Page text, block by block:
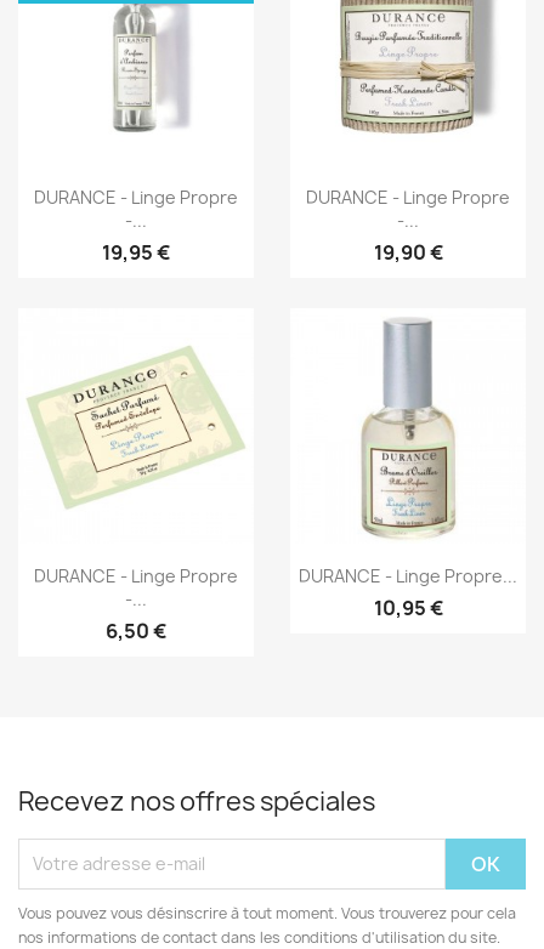
Aperçu rapide
DURANCE - Linge Propre
-...
19,95 €
Aperçu rapide
DURANCE - Linge Propre
-...
19,90 €
Aperçu rapide
DURANCE - Linge Propre
-...
6,50 €
Aperçu rapide
DURANCE - Linge Propre...
10,95 €
Recevez nos offres spéciales
Vous pouvez vous désinscrire à tout moment. Vous trouverez pour cela
nos informations de contact dans les conditions d'utilisation du site.